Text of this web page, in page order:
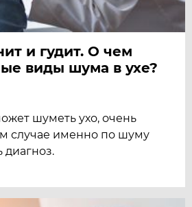
и гудит. О чем
виды шума в ухе?
шуметь ухо, очень
случае именно по шуму
диагноз.